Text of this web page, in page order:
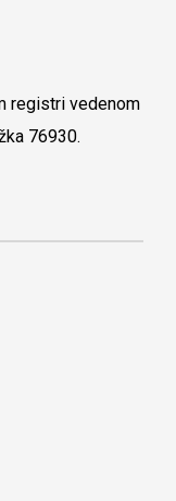
registri vedenom
76930.